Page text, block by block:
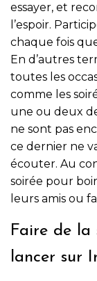
essayer, et
l’espoir.
chaque fois
En d’autres
toutes les
comme les
une ou deux
ne sont pas
ce dernier ne
écouter. Au
soirée pour
leurs amis ou
Faire de la
lancer sur